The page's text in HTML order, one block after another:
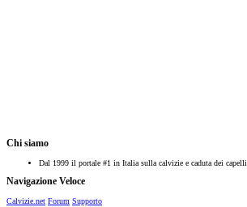
Chi siamo
Dal 1999 il portale #1 in Italia sulla calvizie e caduta dei capelli
Navigazione Veloce
Calvizie.net Forum Supporto